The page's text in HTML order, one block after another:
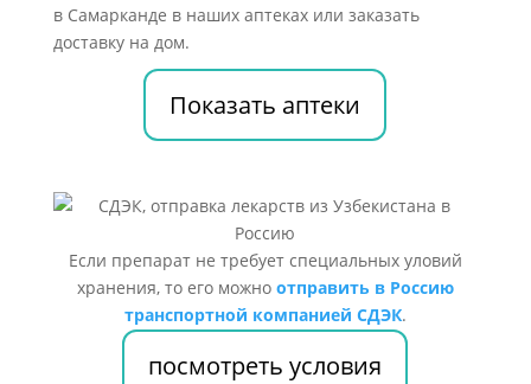
в Самарканде в наших аптеках или заказать
доставку на дом.
Показать аптеки
Если препарат не требует специальных уловий
хранения, то его можно отправить в Россию
транспортной компанией СДЭК.
посмотреть условия